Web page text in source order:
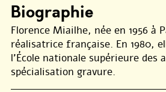
Biographie
Florence Miailhe, née en 1956 à
réalisatrice française. En 1980,
l’École nationale supérieure des
spécialisation gravure.